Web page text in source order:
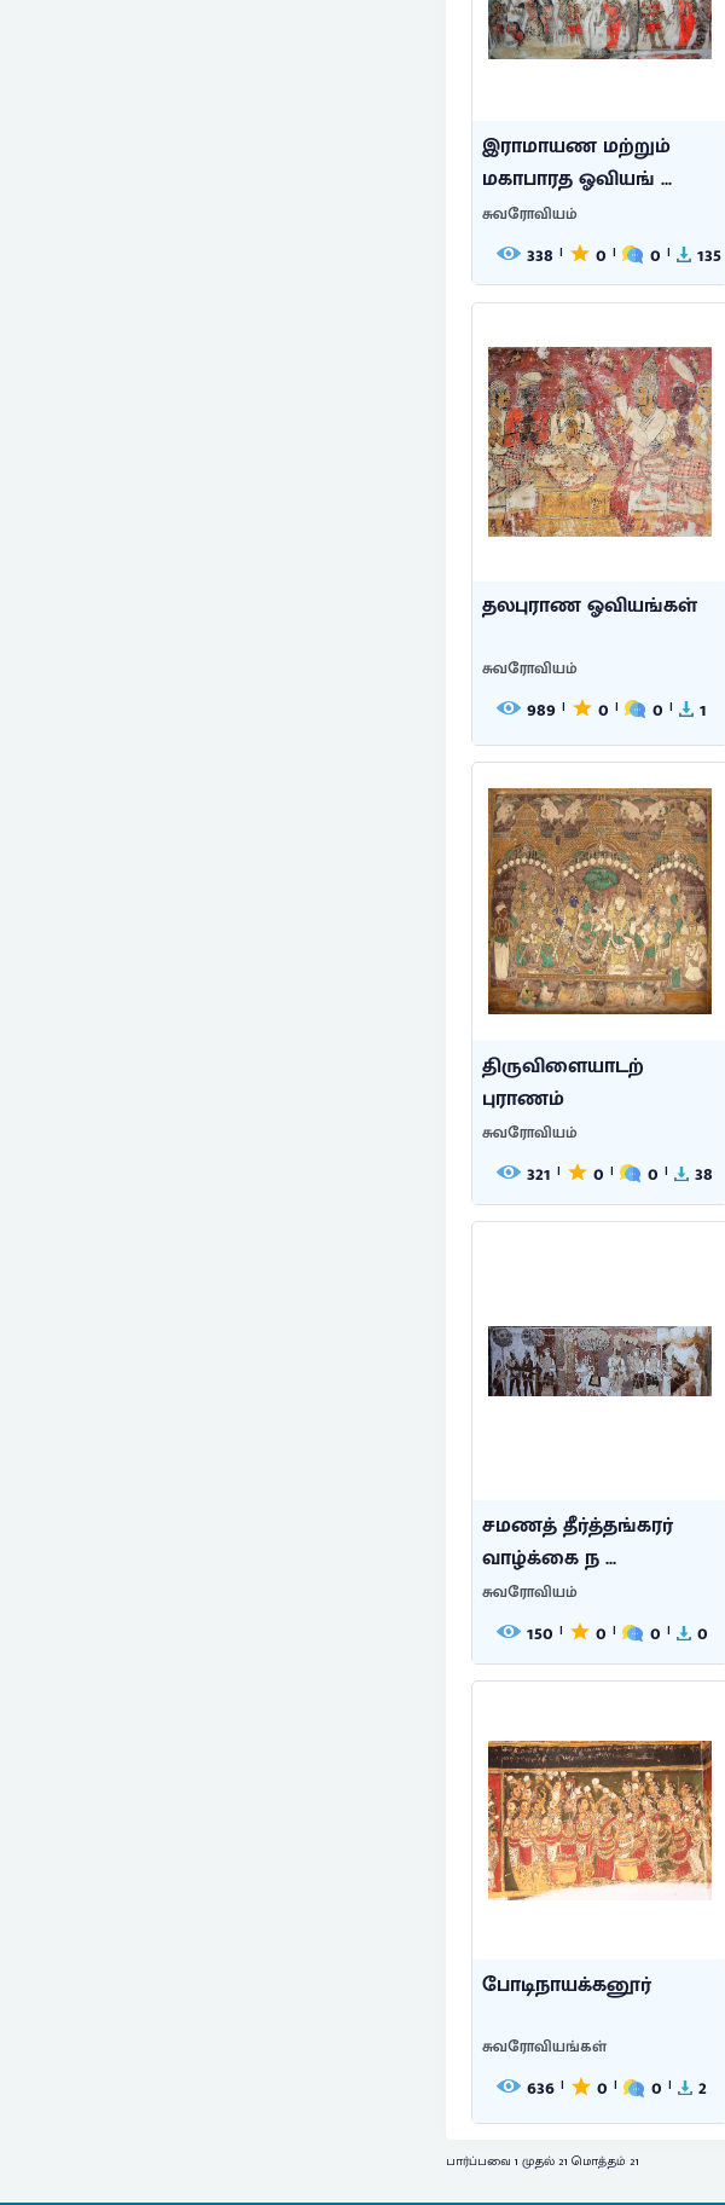
இராமாயண மற்றும்
மகாபாரத ஓவியங் ...
சுவரோவியம்
338 | 0 | 0 | 135
தலபுராண ஓவியங்கள்
சுவரோவியம்
989 | 0 | 0 | 1
திருவிளையாடற்
புராணம்
சுவரோவியம்
321 | 0 | 0 | 38
சமணத் தீர்த்தங்கரர்
வாழ்க்கை ந ...
சுவரோவியம்
150 | 0 | 0 | 0
போடிநாயக்கனூர்
சுவரோவியங்கள்
636 | 0 | 0 | 2
பார்ப்பவை 1 முதல் 21 மொத்தம் 21